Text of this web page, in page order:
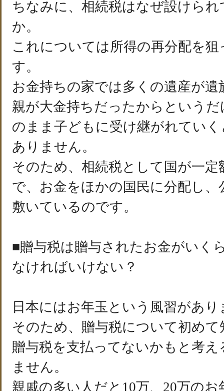
ちなみに、相続税はなぜ設けら
か。
これについては所得の再分配を
す。
お金持ちの家では多くの遺産が
親が大金持ちだったからという
のまま子どもに受け継がれてい
ありません。
そのため、相続税として国が一
で、お金をほかの国民に分配し、
敷いているのです。
■贈与税は贈与されたお金がいく
なければいけない？
日本にはお年玉という風習があり
そのため、贈与税について初め
贈与税を支払ってないかもと考
ません。
親戚の多い人だと10万、20万の